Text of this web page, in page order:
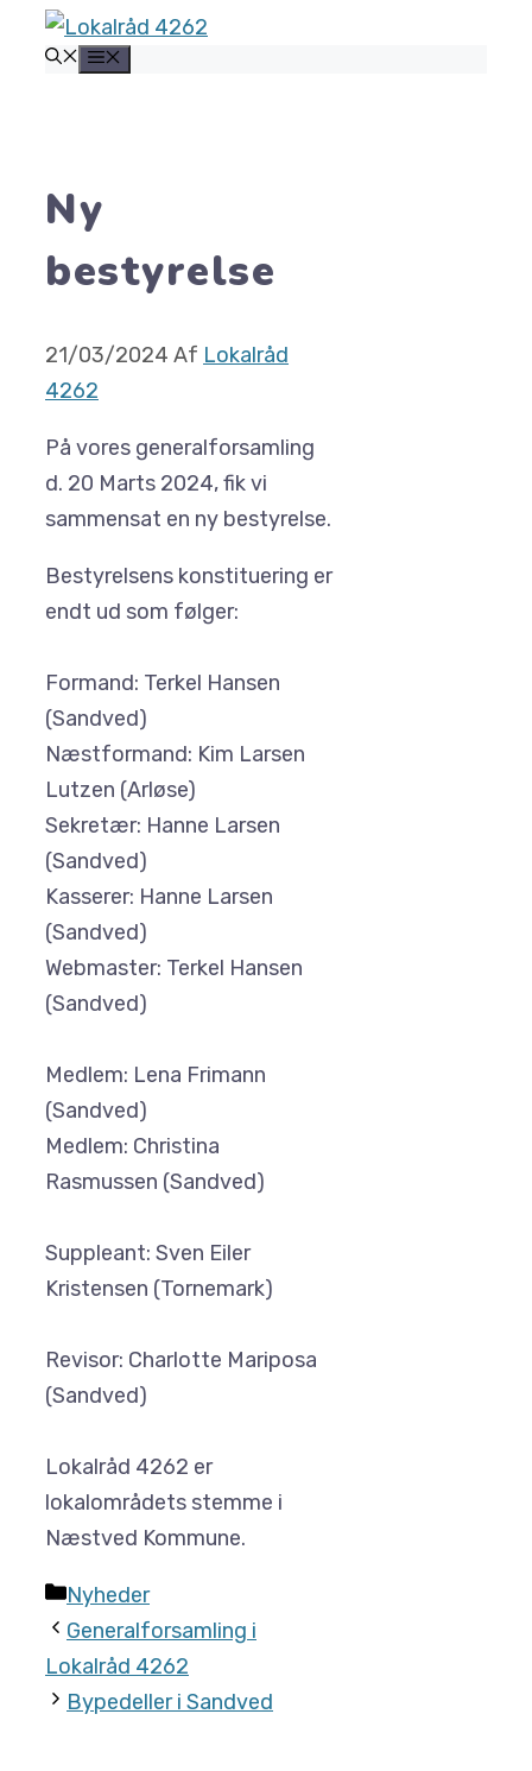
Hop
Ny
bestyrelse
21/03/2024 Af Lokalråd
4262
På vores generalforsamling
d. 20 Marts 2024, fik vi
sammensat en ny bestyrelse.
Bestyrelsens konstituering er
endt ud som følger:
Formand: Terkel Hansen
(Sandved)
Næstformand: Kim Larsen
Lutzen (Arløse)
Sekretær: Hanne Larsen
(Sandved)
Kasserer: Hanne Larsen
(Sandved)
Webmaster: Terkel Hansen
(Sandved)
Medlem: Lena Frimann
(Sandved)
Medlem: Christina
Rasmussen (Sandved)
Suppleant: Sven Eiler
Kristensen (Tornemark)
Revisor: Charlotte Mariposa
(Sandved)
Lokalråd 4262 er
lokalområdets stemme i
Næstved Kommune.
Kategorier
Nyheder
Generalforsamling i
Lokalråd 4262
Bypedeller i Sandved